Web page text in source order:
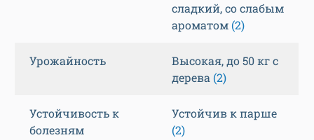
сладкий, со слабым
ароматом (2)
Урожайность
Высокая, до 50 кг с
дерева (2)
Устойчивость к
болезням
Устойчив к парше
(2)